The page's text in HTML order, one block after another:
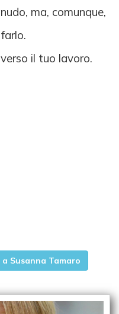
ma, comunque,
il tuo lavoro.
Susanna Tamaro